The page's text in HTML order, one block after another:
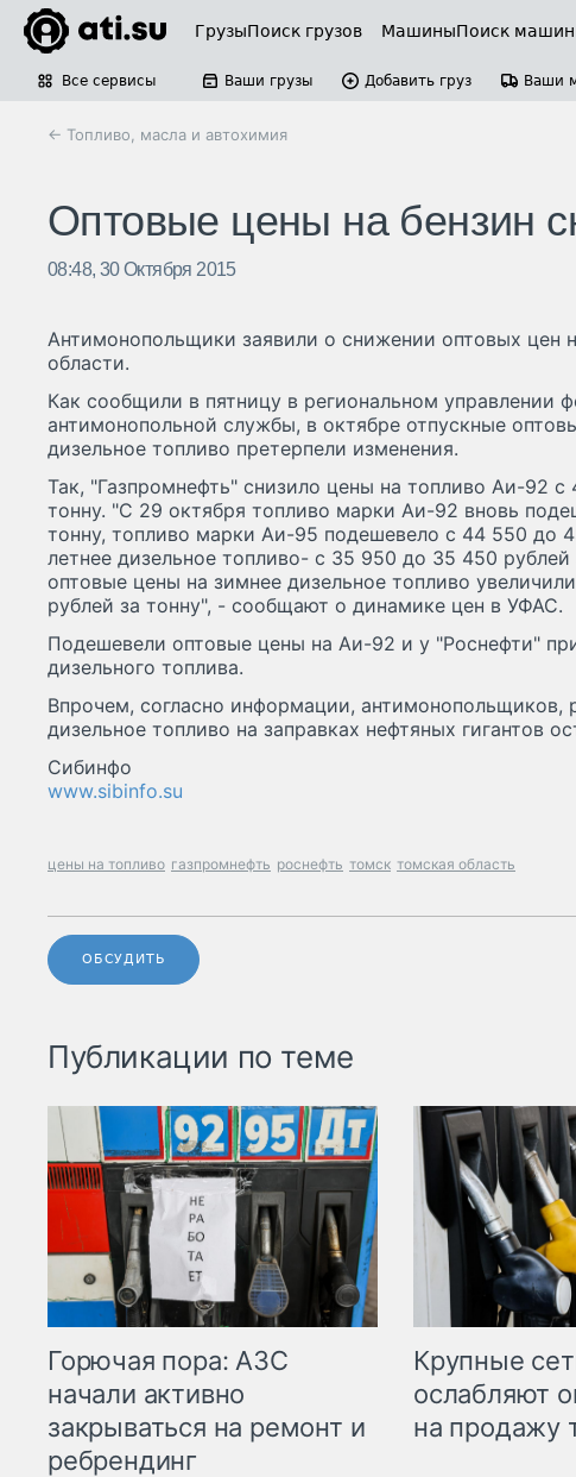
ГрузыПоиск грузов МашиныПоиск машин
Все сервисы Ваши грузы Добавить груз Ваши
← Топливо, масла и автохимия
Оптовые цены на бензин
08:48, 30 Октября 2015
Антимонопольщики заявили о снижении оптовых цен
области.
Как сообщили в пятницу в региональном управлении
антимонопольной службы, в октябре отпускные
дизельное топливо претерпели изменения.
Так, "Газпромнефть" снизило цены на топливо Аи-92
тонну. "С 29 октября топливо марки Аи-92 вновь
тонну, топливо марки Аи-95 подешевело с 44 550 до
летнее дизельное топливо- с 35 950 до 35 450 рублей
оптовые цены на зимнее дизельное топливо
рублей за тонну", - сообщают о динамике цен в УФАС.
Подешевели оптовые цены на Аи-92 и у "Роснефти"
дизельного топлива.
Впрочем, согласно информации, антимонопольщиков,
дизельное топливо на заправках нефтяных гигантов
Сибинфо
www.sibinfo.su
цены на топливо газпромнефть роснефть томск томская область
ОБСУДИТЬ
Публикации по теме
Горючая пора: АЗС
начали активно
закрываться на ремонт и
ребрендинг
Крупные
ослабляют
на продажу